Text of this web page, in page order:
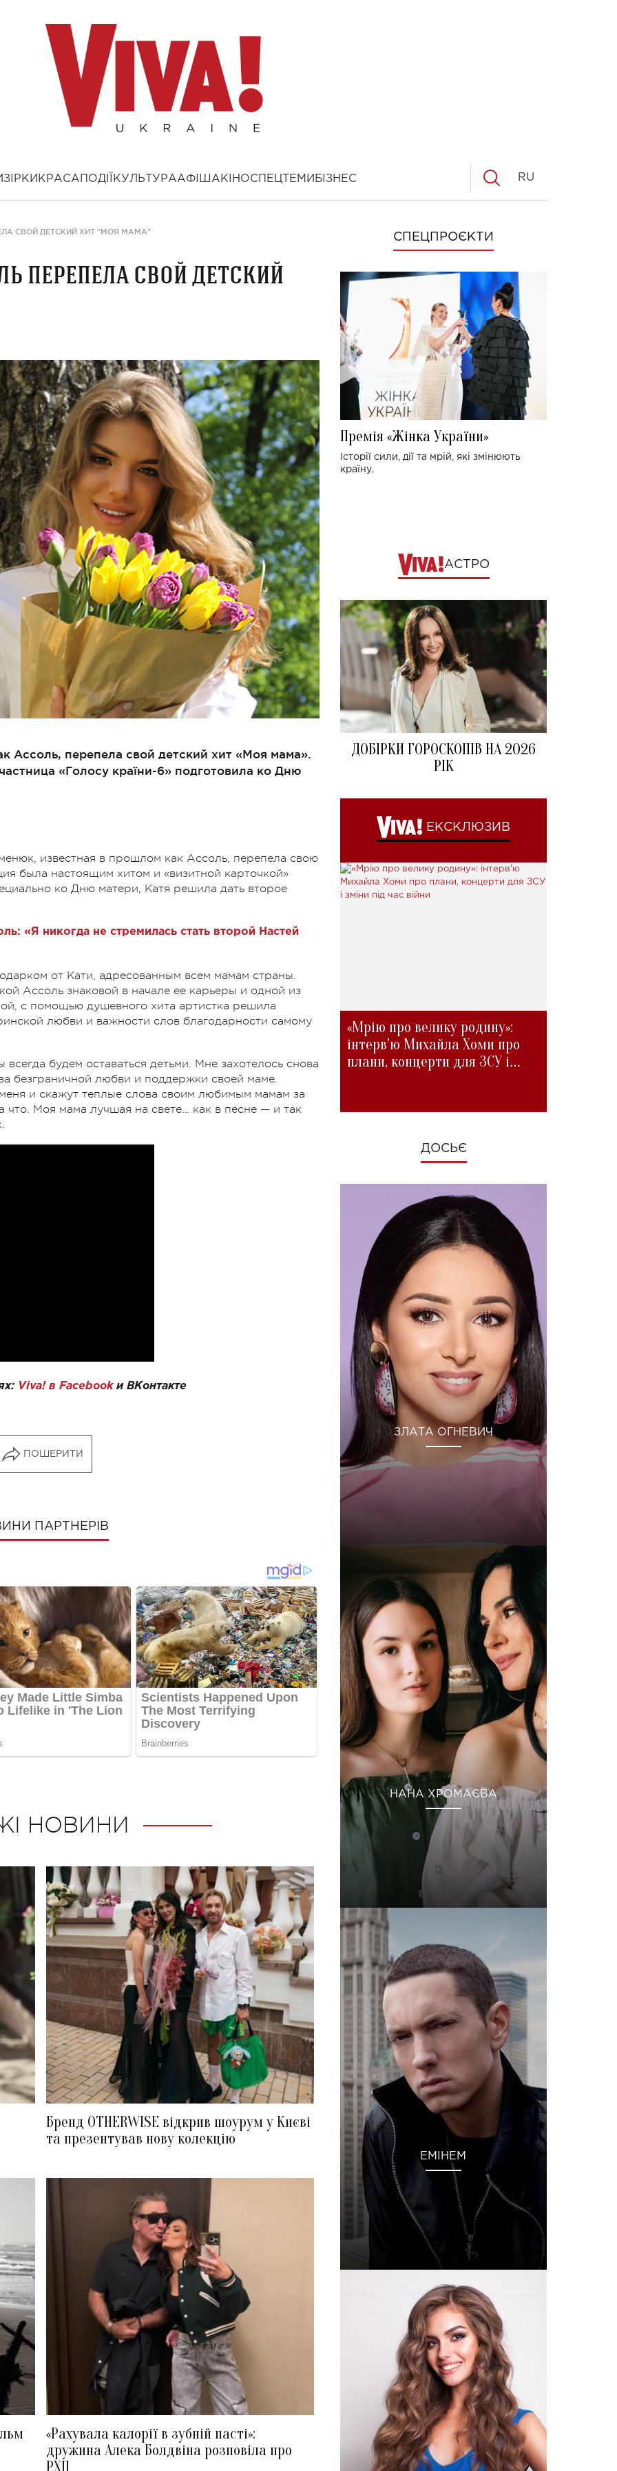
ЗІРКИ КРАСА ПОДІЇ КУЛЬТУРААФІША КІНОСПЕЦТЕМИ БІЗНЕС RU
СВОЙ ДЕТСКИЙ ХИТ "МОЯ МАМА"
перепела свой детский
Ассоль, перепела свой детский хит «Моя мама».
«Голосу країни-6» подготовила ко Дню
известная в прошлом как Ассоль, перепела свою
была настоящим хитом и «визитной карточкой»
ко Дню матери, Катя решила дать второе
«Я никогда не стремилась стать второй Настей
от Кати, адресованным всем мамам страны.
Ассоль знаковой в начале ее карьеры и одной из
с помощью душевного хита артистка решила
любви и важности слов благодарности самому
будем оставаться детьми. Мне захотелось снова
безграничной любви и поддержки своей маме.
и скажут теплые слова своим любимым мамам за
что. Моя мама лучшая на свете… как в песне — и так
Viva! в Facebookи ВКонтакте
ПОШЕРИТИ
ПАРТНЕРІВ
НОВИНИ
Бренд OTHERWISE відкрив шоурум у Києві
та презентував нову колекцію
«Рахувала калорії в зубній пасті»:
дружина Алека Болдвіна розповіла про
РХП
СПЕЦПРОЄКТИ
Премія «Жінка України»
Історії сили, дії та мрій, які змінюють
країну.
АСТРО
ДОБІРКИ ГОРОСКОПІВ НА 2026
РІК
ЕКСКЛЮЗИВ
«Мрію про велику родину»:
інтерв'ю Михайла Хоми про
плани, концерти для ЗСУ і
ДОСЬЄ
ЗЛАТА ОГНЕВИЧ
НАНА ХРОМАЄВА
ЕМІНЕМ